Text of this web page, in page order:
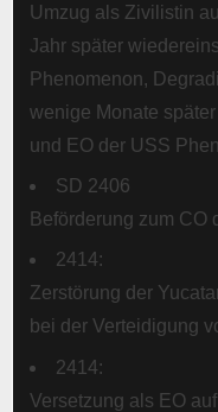
Umzug als Zivilistin
Jahr später
Phenomenon,
wenige Monate
und EO der USS
SD 2406
Beförderung zum CO
2414:
Zerstörung der
bei der Verteidigung
2414:
Versetzung als EO